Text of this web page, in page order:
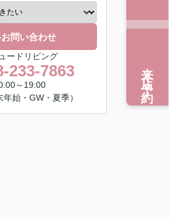
問い合わせ
ードリビング
233-7863
～19:00
年始・GW・夏季）
来店予約